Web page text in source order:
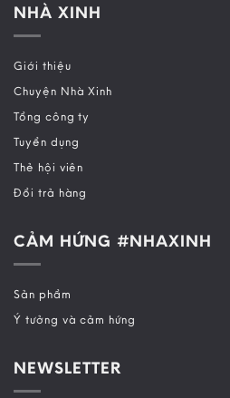
NHÀ XINH
Giới thiệu
Chuyện Nhà Xinh
Tổng công ty
Tuyển dụng
Thẻ hội viên
Đổi trả hàng
CẢM HỨNG #NHAXINH
Sản phẩm
Ý tưởng và cảm hứng
NEWSLETTER